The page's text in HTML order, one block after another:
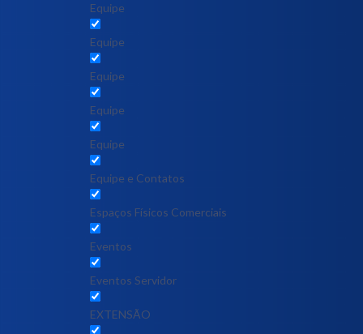
Equipe
Equipe
Equipe
Equipe
Equipe
Equipe e Contatos
Espaços Físicos Comerciais
Eventos
Eventos Servidor
EXTENSÃO